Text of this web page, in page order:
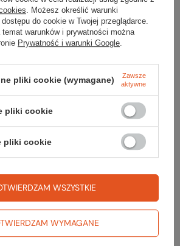
którego nie mamy w
skorzystać ze specjalnego formularza i
przedmiotu. Aby móc to zrobić musisz
. Możesz określić warunki
do cookie w Twojej przeglądarce.
warunków i prywatności można
Prywatność i warunki Google
pliki cookie (wymagane)
Zawsze
aktywne
pliki cookie
pliki cookie
WYMAGANE
WSZYSTKIE